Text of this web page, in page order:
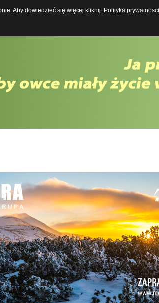
Mężczyzna w XXI wieku
Aby dowiedzieć się więcej kliknij: Polityka prywatnosci